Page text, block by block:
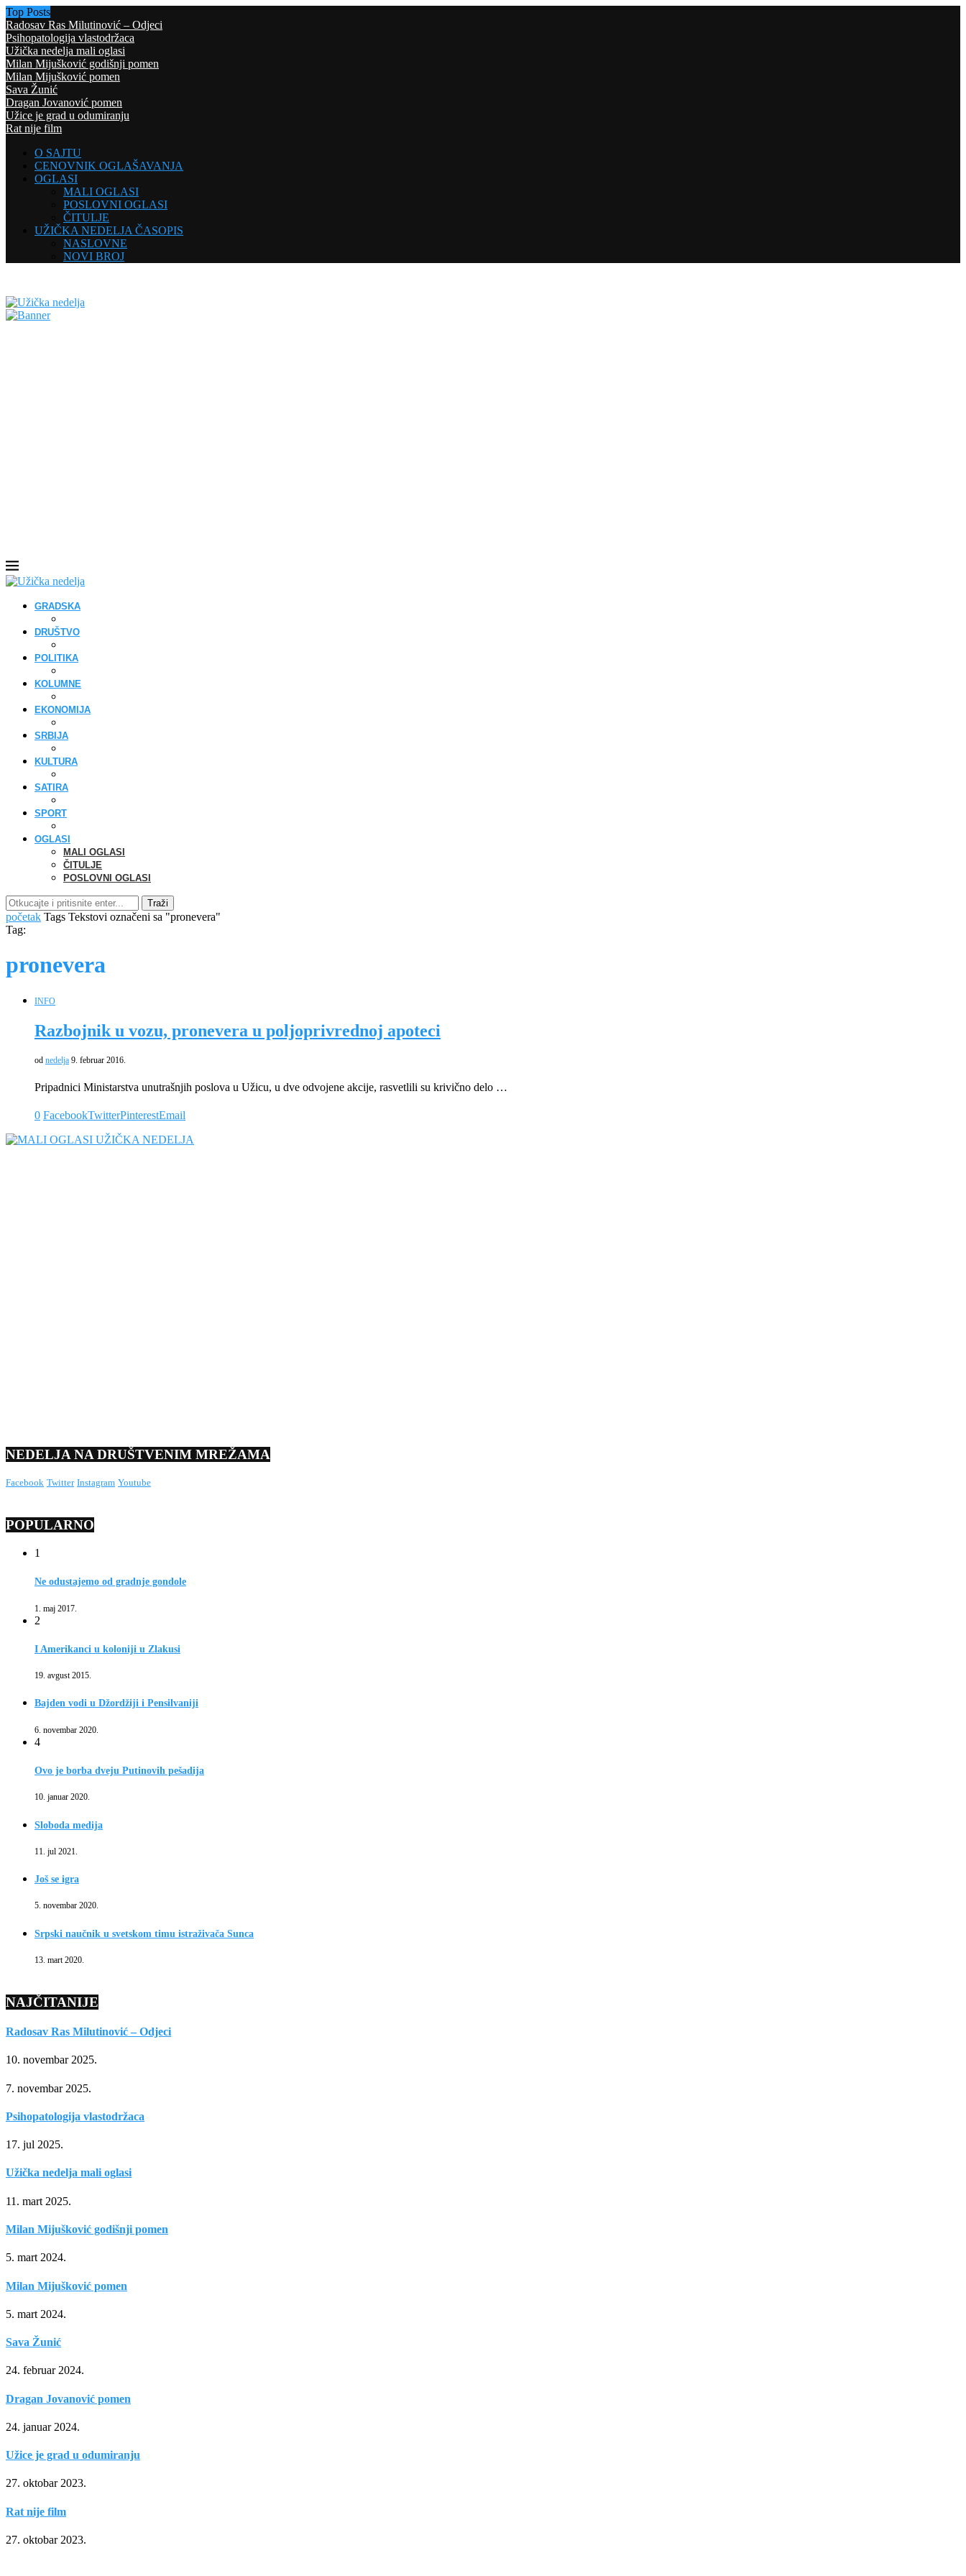
Top Posts
Radosav Ras Milutinović – Odjeci
Psihopatologija vlastodržaca
Užička nedelja mali oglasi
Milan Mijušković godišnji pomen
Milan Mijušković pomen
Sava Žunić
Dragan Jovanović pomen
Užice je grad u odumiranju
Rat nije film
O SAJTU
CENOVNIK OGLAŠAVANJA
OGLASI
MALI OGLASI
POSLOVNI OGLASI
ČITULJE
UŽIČKA NEDELJA ČASOPIS
NASLOVNE
NOVI BROJ
GRADSKA
DRUŠTVO
POLITIKA
KOLUMNE
EKONOMIJA
SRBIJA
KULTURA
SATIRA
SPORT
OGLASI
MALI OGLASI
ČITULJE
POSLOVNI OGLASI
Traži
početak Tags Tekstovi označeni sa "pronevera"
Tag:
pronevera
INFO
Razbojnik u vozu, pronevera u poljoprivrednoj apoteci
od nedelja 9. februar 2016.
Pripadnici Ministarstva unutrašnjih poslova u Užicu, u dve odvojene akcije, rasvetlili su krivično delo …
0 FacebookTwitterPinterestEmail
NEDELJA NA DRUŠTVENIM MREŽAMA
Facebook Twitter Instagram Youtube
POPULARNO
1
Ne odustajemo od gradnje gondole
1. maj 2017.
2
I Amerikanci u koloniji u Zlakusi
19. avgust 2015.
Bajden vodi u Džordžiji i Pensilvaniji
6. novembar 2020.
4
Ovo je borba dveju Putinovih pešadija
10. januar 2020.
Sloboda medija
11. jul 2021.
Još se igra
5. novembar 2020.
Srpski naučnik u svetskom timu istraživača Sunca
13. mart 2020.
NAJČITANIJE
Radosav Ras Milutinović – Odjeci
10. novembar 2025.
7. novembar 2025.
Psihopatologija vlastodržaca
17. jul 2025.
Užička nedelja mali oglasi
11. mart 2025.
Milan Mijušković godišnji pomen
5. mart 2024.
Milan Mijušković pomen
5. mart 2024.
Sava Žunić
24. februar 2024.
Dragan Jovanović pomen
24. januar 2024.
Užice je grad u odumiranju
27. oktobar 2023.
Rat nije film
27. oktobar 2023.